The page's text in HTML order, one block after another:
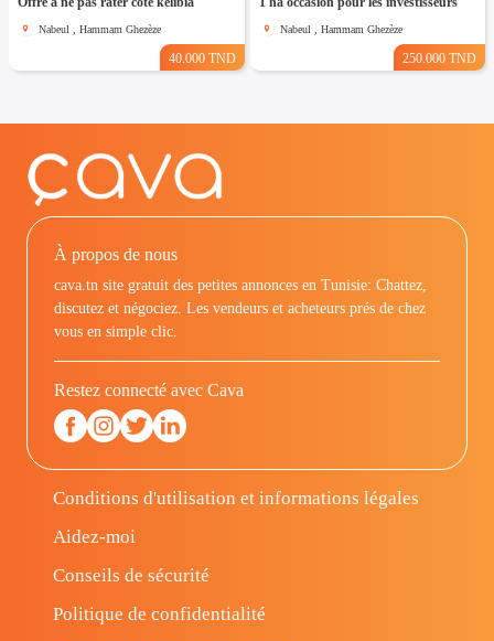
Nabeul , Hammam Ghezèze
40.000 TND
Nabeul , Hammam Ghezèze
250.000 TND
À propos de nous
cava.tn site gratuit des petites annonces en Tunisie: Chattez,
discutez et négociez. Les vendeurs et acheteurs prés de chez
vous en simple clic.
Restez connecté avec Cava
Conditions d'utilisation et informations légales
Aidez-moi
Conseils de sécurité
Politique de confidentialité